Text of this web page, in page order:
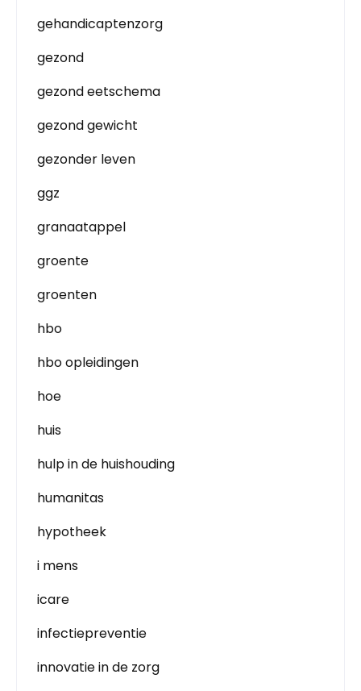
gehandicaptenzorg
gezond
gezond eetschema
gezond gewicht
gezonder leven
ggz
granaatappel
groente
groenten
hbo
hbo opleidingen
hoe
huis
hulp in de huishouding
humanitas
hypotheek
i mens
icare
infectiepreventie
innovatie in de zorg